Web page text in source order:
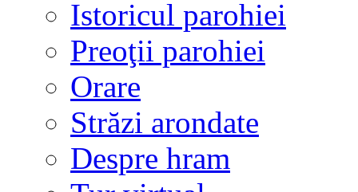
Istoricul parohiei
Preoţii parohiei
Orare
Străzi arondate
Despre hram